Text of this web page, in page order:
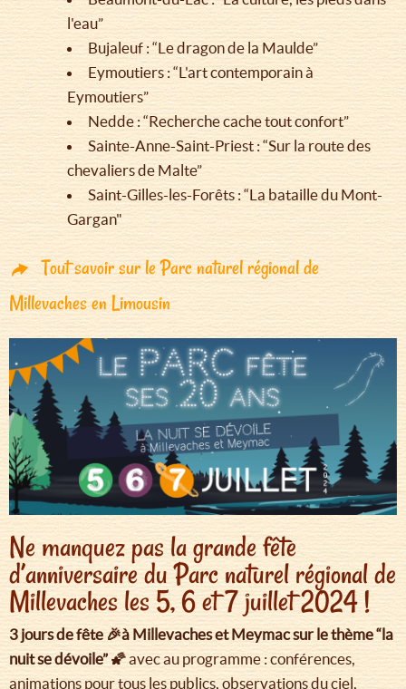
l'eau”
Bujaleuf : “Le dragon de la Maulde”
Eymoutiers : “L'art contemporain à
Eymoutiers”
Nedde : “Recherche cache tout confort”
Sainte-Anne-Saint-Priest : “Sur la route des
chevaliers de Malte”
Saint-Gilles-les-Forêts : “La bataille du Mont-
Gargan"
Tout savoir sur le Parc naturel régional de
Millevaches en Limousin
Ne manquez pas la grande fête
d’anniversaire du Parc naturel régional de
Millevaches les 5, 6 et 7 juillet 2024 !
3 jours de fête 🎉à Millevaches et Meymac sur le thème “la
nuit se dévoile” 🌠avec au programme : conférences,
animations pour tous les publics, observations du ciel,